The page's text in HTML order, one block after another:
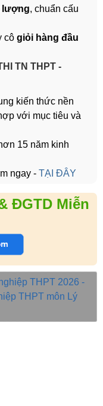
lượng, chuẩn cấu
cô giỏi hàng đầu
TN THPT -
kiến thức nền
với mục tiêu và
15 năm kinh
ngay - TẠI ĐÂY
ĐGTD Miễn
THPT 2026 -
THPT môn Lý